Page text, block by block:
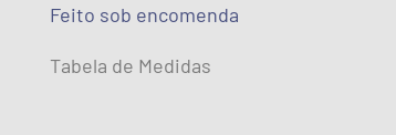
Feito sob encomenda
Tabela de Medidas